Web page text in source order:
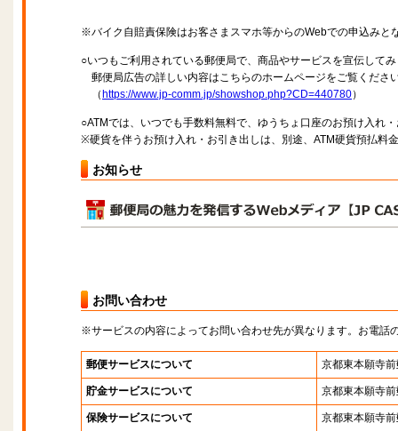
※バイク自賠責保険はお客さまスマホ等からのWebでの申込みと
○いつもご利用されている郵便局で、商品やサービスを宣伝して
郵便局広告の詳しい内容はこちらのホームページをご覧くださ
（ https://www.jp-comm.jp/showshop.php?CD=440780）
○ATMでは、いつでも手数料無料で、ゆうちょ口座のお預け入れ
※硬貨を伴うお預け入れ・お引き出しは、別途、ATM硬貨預払料
お知らせ
お問い合わせ
※サービスの内容によってお問い合わせ先が異なります。お電話
郵便サービスについて 京都東本願寺
貯金サービスについて 京都東本願寺
保険サービスについて 京都東本願寺